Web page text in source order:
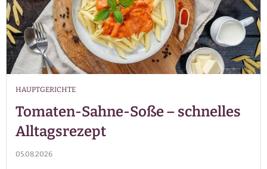
HAUPTGERICHTE
Tomaten-Sahne-Soße – schnelles
Alltagsrezept
05.08.2026